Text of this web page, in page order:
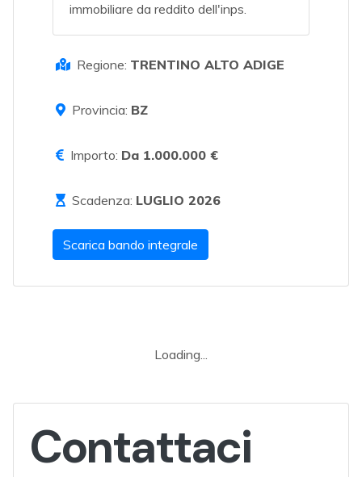
immobiliare da reddito dell'inps.
Regione: TRENTINO ALTO ADIGE
Provincia: BZ
Importo: Da 1.000.000 €
Scadenza: LUGLIO 2026
Scarica bando integrale
Loading...
Contattaci